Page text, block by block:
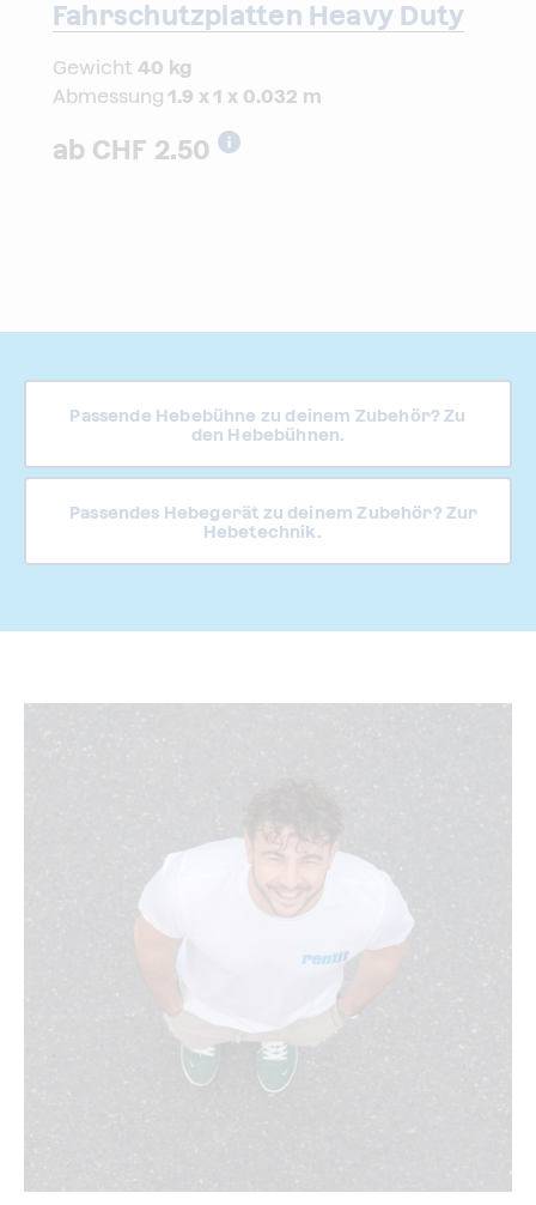
Fahrschutzplatten Heavy Duty
40 kg
1.9 x1 x 0.032 m
2.50
Passende Hebebühne zu deinem Zubehör? Zu
den Hebebühnen.
Passendes Hebegerät zu deinem Zubehör? Zur
Hebetechnik.